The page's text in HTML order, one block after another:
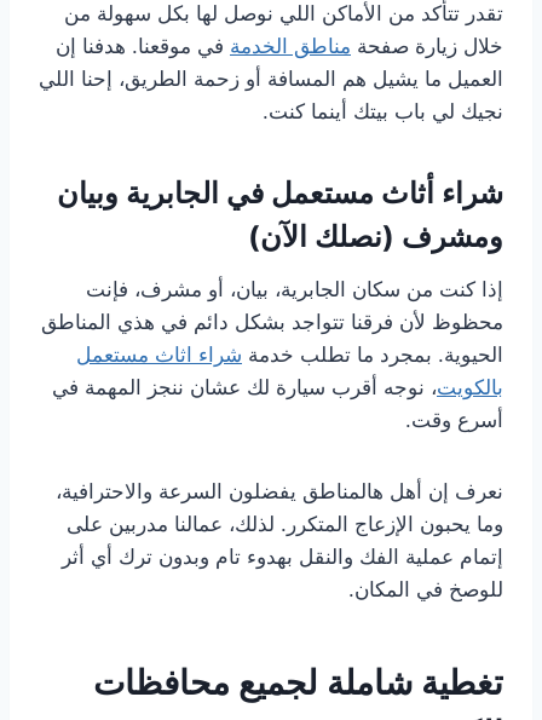
تقدر تتأكد من الأماكن اللي نوصل لها بكل سهولة من
خلال زيارة صفحة مناطق الخدمة في موقعنا. هدفنا إن
العميل ما يشيل هم المسافة أو زحمة الطريق، إحنا اللي
نجيك لي باب بيتك أينما كنت.
شراء أثاث مستعمل في الجابرية وبيان
ومشرف (نصلك الآن)
إذا كنت من سكان الجابرية، بيان، أو مشرف، فإنت
محظوظ لأن فرقنا تتواجد بشكل دائم في هذي المناطق
الحيوية. بمجرد ما تطلب خدمة شراء اثاث مستعمل
بالكويت، نوجه أقرب سيارة لك عشان ننجز المهمة في
أسرع وقت.
نعرف إن أهل هالمناطق يفضلون السرعة والاحترافية،
وما يحبون الإزعاج المتكرر. لذلك، عمالنا مدربين على
إتمام عملية الفك والنقل بهدوء تام وبدون ترك أي أثر
للوصخ في المكان.
تغطية شاملة لجميع محافظات